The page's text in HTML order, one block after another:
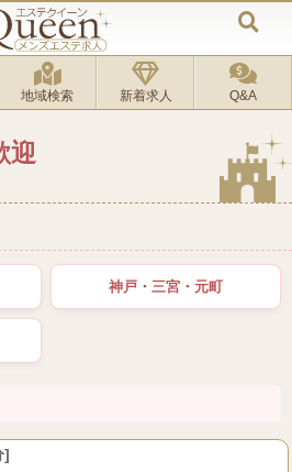
地域検索 新着求人 Q&A
迎
神戸・三宮・元町
]